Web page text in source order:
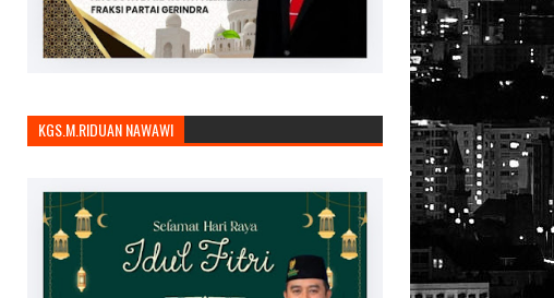
KGS.M.RIDUAN NAWAWI